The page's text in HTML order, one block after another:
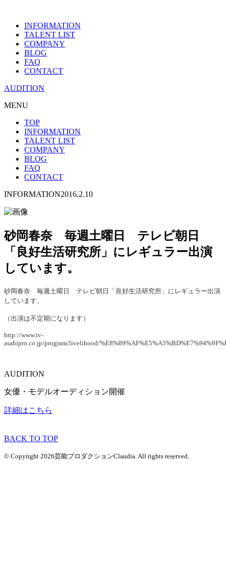
INFORMATION
TALENT LIST
COMPANY
BLOG
FAQ
CONTACT
AUDITION
MENU
TOP
INFORMATION
TALENT LIST
COMPANY
BLOG
FAQ
CONTACT
INFORMATION2016.2.10
砂岡春奈 毎週土曜日 テレビ朝日
「良好生活研究所」にレギュラー出演
しています。
砂岡春奈 毎週土曜日 テレビ朝日「良好生活研究所」にレギュラー出演
しています。
（出演は不定期になります）
http://www.tv-
asahipro.co.jp/program/livelihood/
AUDITION
女優・モデルオーディション開催
詳細はこちら
BACK TO TOP
© Copyright 2026芸能プロダクションClaudia. All rights reserved.